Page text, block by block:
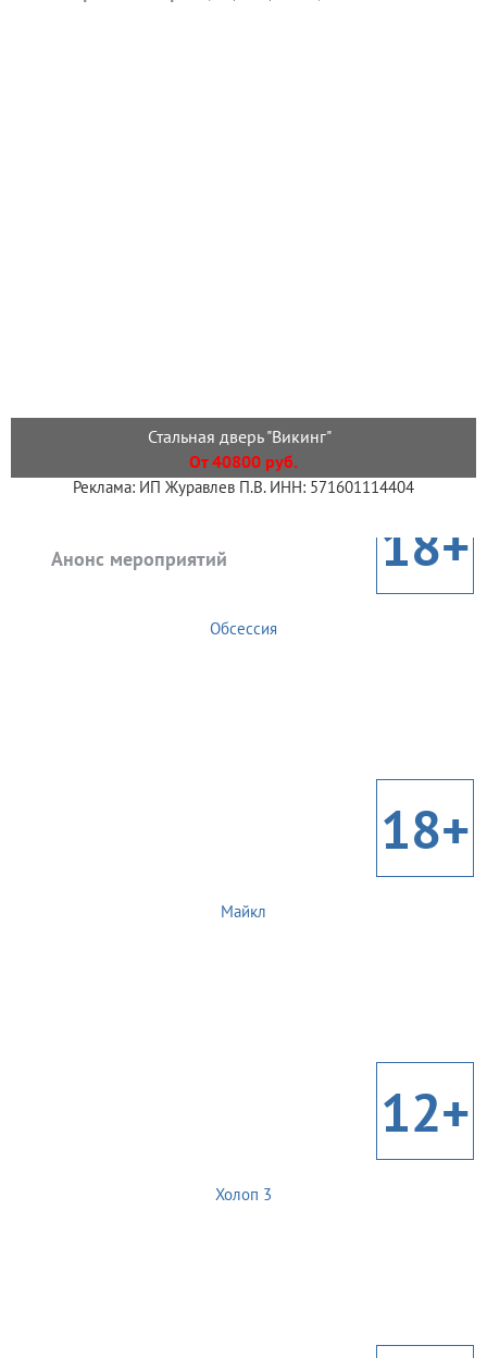
Стальная дверь "Викинг"
От 40800 руб.
Реклама: ИП Журавлев П.В. ИНН: 571601114404
Анонс мероприятий 18+
Обсессия
18+
Майкл
12+
Холоп 3